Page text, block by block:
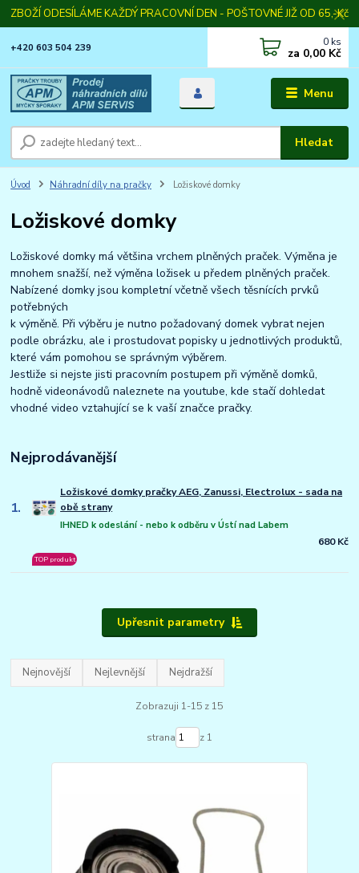
ZBOŽÍ ODESÍLÁME KAŽDÝ PRACOVNÍ DEN - POŠTOVNÉ JIŽ OD 65,-Kč
Menu
Hledat
+420 603 504 239 0 ks
za 0,00 Kč
Úvod Náhradní díly na pračky Ložiskové domky
Ložiskové domky
Ložiskové domky má většina vrchem plněných praček. Výměna je
mnohem snažší, než výměna ložisek u předem plněných praček.
Nabízené domky jsou kompletní včetně všech těsnících prvků
potřebných
k výměně. Při výběru je nutno požadovaný domek vybrat nejen
podle obrázku, ale i prostudovat popisky u jednotlivých produktů,
které vám pomohou se správným výběrem.
Jestliže si nejste jisti pracovním postupem při výměně domků,
hodně videonávodů naleznete na youtube, kde stačí dohledat
vhodné video vztahující se k vaší značce pračky.
Nejprodávanější
1.
Ložiskové domky pračky AEG, Zanussi, Electrolux - sada na
obě strany
IHNED k odeslání - nebo k odběru v Ústí nad Labem
TOP produkt
680 Kč
Upřesnit parametry
Nejnovější Nejlevnější Nejdražší
Zobrazuji 1-15 z 15
strana z 1